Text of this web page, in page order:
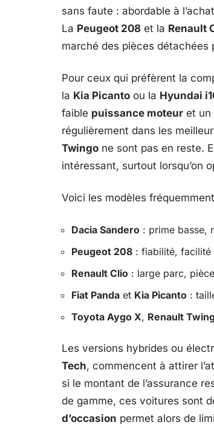
sans faute : abordable à
La Peugeot 208 et la Renault
marché des pièces détachées
Pour ceux qui préfèrent la
la Kia Picanto ou la Hyundai
faible puissance moteur et un
régulièrement dans les
Twingo ne sont pas en reste.
intéressant, surtout lorsqu’on
Voici les modèles
Dacia Sandero : prime basse,
Peugeot 208 : fiabilité, facilité
Renault Clio : large parc,
Fiat Panda et Kia Picanto :
Toyota Aygo X, Renault
Les versions hybrides ou
Tech, commencent à attirer
si le montant de l’assurance
de gamme, ces voitures sont
d’occasion permet alors de